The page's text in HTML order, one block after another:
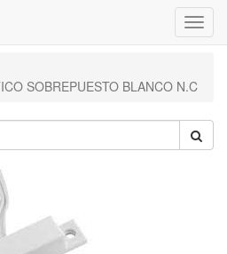
Menú
de
SOBREPUESTO BLANCO N.C